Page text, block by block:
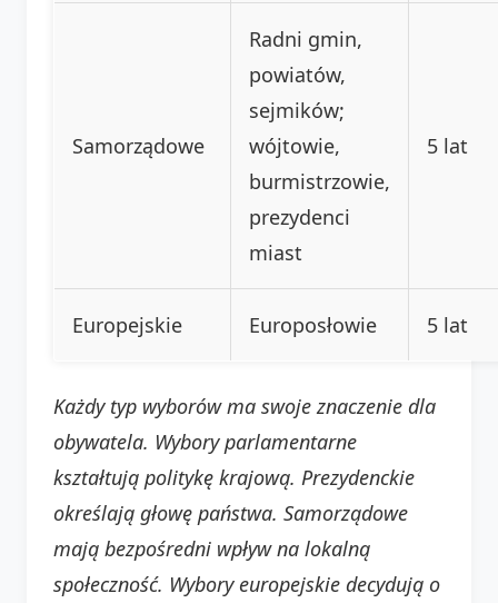
Samorządowe
Radni gmin,
powiatów,
sejmików;
wójtowie,
burmistrzowie,
prezydenci
miast
5 lat
Europejskie Europosłowie 5 lat
Każdy typ wyborów ma swoje znaczenie dla
obywatela. Wybory parlamentarne
kształtują politykę krajową. Prezydenckie
określają głowę państwa. Samorządowe
mają bezpośredni wpływ na lokalną
społeczność. Wybory europejskie decydują o